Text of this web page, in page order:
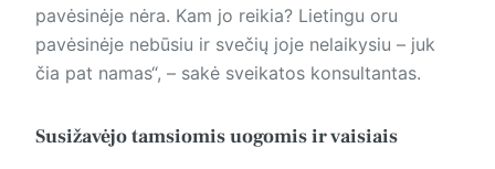
pavėsinėje nėra. Kam jo reikia? Lietingu oru
pavėsinėje nebūsiu ir svečių joje nelaikysiu – juk
čia pat namas“, – sakė sveikatos konsultantas.
Susižavėjo tamsiomis uogomis ir vaisiais